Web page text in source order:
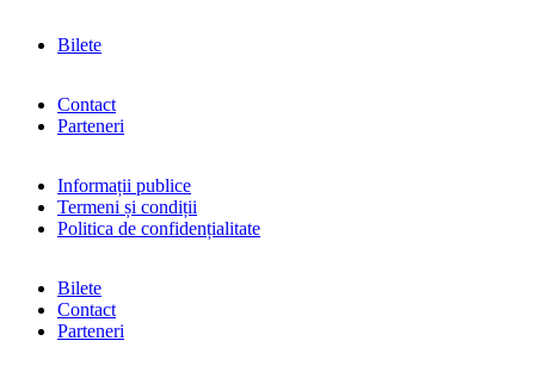
Bilete
Contact
Parteneri
Informații publice
Termeni și condiții
Politica de confidențialitate
Bilete
Contact
Parteneri